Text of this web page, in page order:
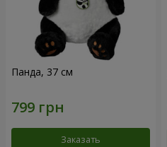
Панда, 37 см
Заказать